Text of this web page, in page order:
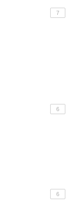
7
6
6